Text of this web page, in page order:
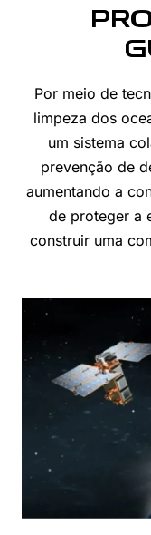
Por meio de
limpeza dos
um sistema
prevenção de
aumentando a
de proteger a
construir uma